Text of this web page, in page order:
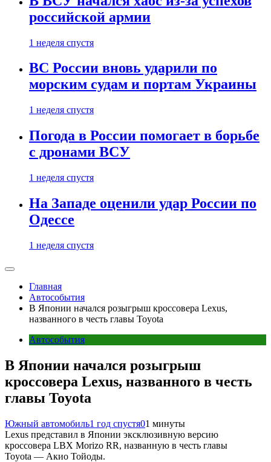
российской армии
1 неделя спустя
ВС России вновь ударили по
морским судам и портам Украины
1 неделя спустя
Погода в России помогает в борьбе
с дронами ВСУ
1 неделя спустя
На Западе оценили удар России по
Одессе
1 неделя спустя
Главная
Автособытия
В Японии начался розыгрыш кроссовера Lexus,
названного в честь главы Toyota
Автособытия
В Японии начался розыгрыш
кроссовера Lexus, названного в честь
главы Toyota
Южный автомобиль1 год спустя01 минуты
Lexus представил в Японии эксклюзивную версию
кроссовера LBX Morizo RR, названную в честь главы
Toyota — Акио Тойоды.